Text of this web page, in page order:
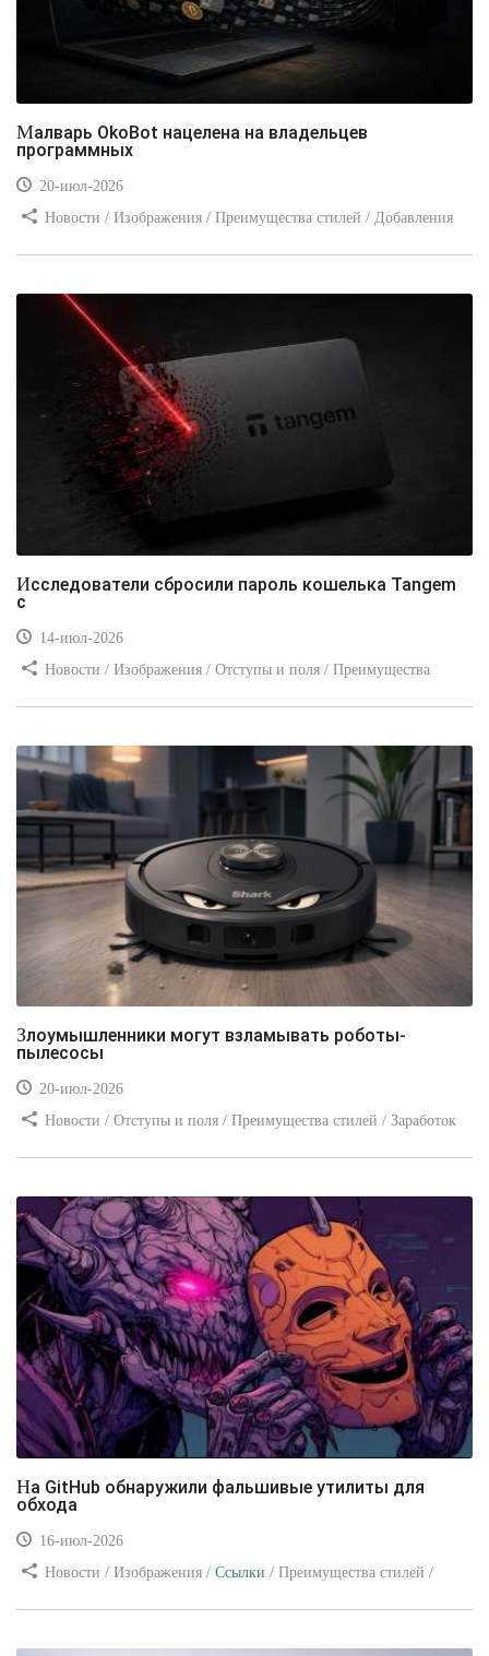
Малварь OkoBot нацелена на владельцев
программных
20-июл-2026
Новости / Изображения / Преимущества стилей / Добавления
Исследователи сбросили пароль кошелька Tangem
с
14-июл-2026
Новости / Изображения / Отступы и поля / Преимущества
Злоумышленники могут взламывать роботы-
пылесосы
20-июл-2026
Новости / Отступы и поля / Преимущества стилей / Заработок
На GitHub обнаружили фальшивые утилиты для
обхода
16-июл-2026
Новости / Изображения / Ссылки / Преимущества стилей /